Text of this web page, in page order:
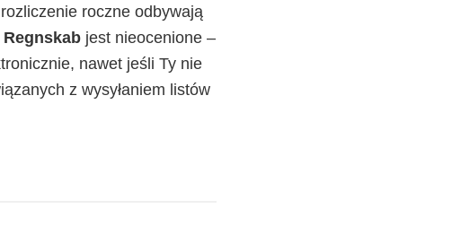
roczne odbywają
jest nieocenione –
nawet jeśli Ty nie
z wysyłaniem listów